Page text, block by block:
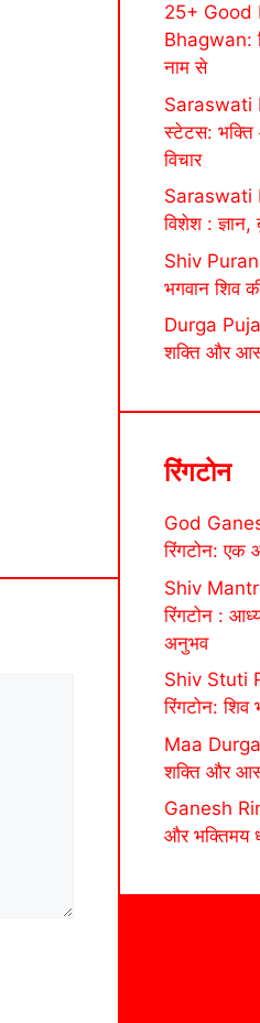
25+ Good
Bhagwan:
नाम से
Saraswati
स्टेटस: भक्ति
विचार
Saraswati
विशेश : ज्ञान,
Shiv
भगवान शिव
Durga Puja
शक्ति और
रिंगटोन
God
रिंगटोन: एक
Shiv
रिंगटोन :
अनुभव
Shiv Stuti
रिंगटोन: शिव
Maa Durga
शक्ति और
Ganesh
और भक्तिमय